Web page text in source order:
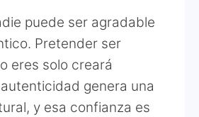
puede ser agradable
Pretender ser
eres solo creará
genera una
y esa confianza es